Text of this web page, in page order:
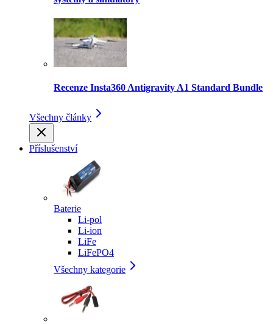
Recenze Insta360 Antigravity A1 Standard Bundle
Všechny články
Příslušenství
Baterie
Li-pol
Li-ion
LiFe
LiFePO4
Všechny kategorie